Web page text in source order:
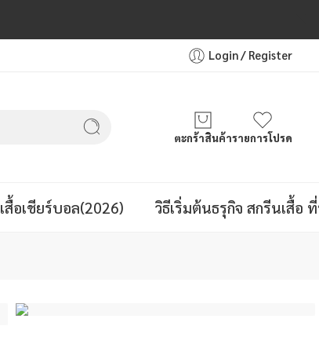
Login / Register
ตะกร้าสินค้ารายการโปรด
เสื้อเชียร์บอล(2026) วิธีเริ่มต้นธรุกิจ สกรีนเสื้อ